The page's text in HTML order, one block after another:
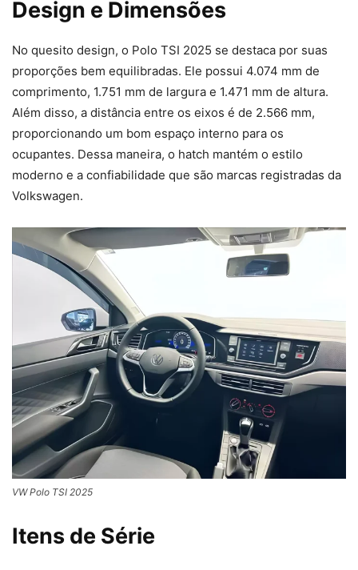
Design e Dimensões
No quesito design, o Polo TSI 2025 se destaca por suas
proporções bem equilibradas. Ele possui 4.074 mm de
comprimento, 1.751 mm de largura e 1.471 mm de altura.
Além disso, a distância entre os eixos é de 2.566 mm,
proporcionando um bom espaço interno para os
ocupantes. Dessa maneira, o hatch mantém o estilo
moderno e a confiabilidade que são marcas registradas da
Volkswagen.
VW Polo TSI 2025
Itens de Série